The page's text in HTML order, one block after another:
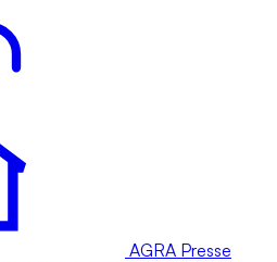
AGRA Presse